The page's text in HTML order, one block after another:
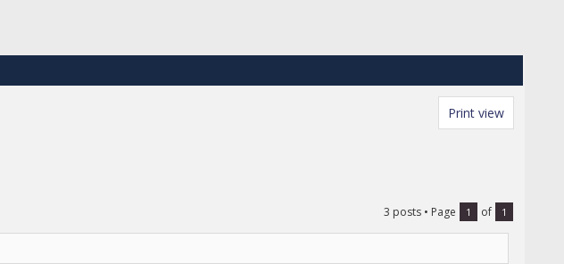
Print view
3 posts • Page 1 of 1